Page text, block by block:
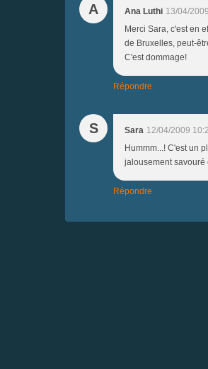
A Ana Luthi 13/04/
Merci Sara, c'est en
de Bruxelles, peut-
C'est dommage!
Répondre
S Sara 12/04/2009
Hummm...! C'est un
jalousement savouré
Répondre